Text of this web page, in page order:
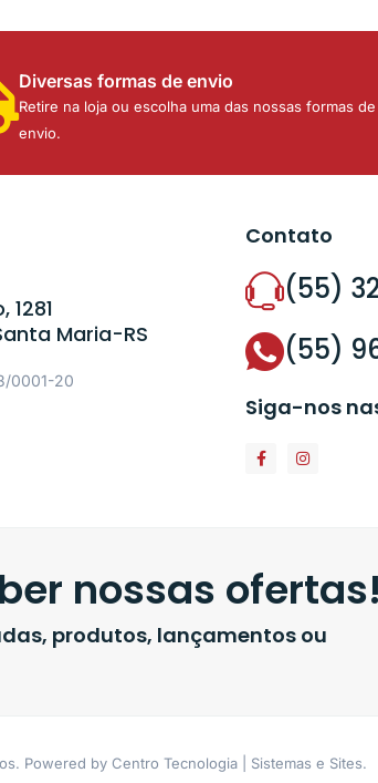
Diversas formas de envio
Retire na loja ou escolha uma das nossas formas de
envio.
1281
Maria-RS
0001-20
Contato
(55)
(55)
Siga-nos
nossas ofertas!
produtos, lançamentos ou
Powered by Centro Tecnologia | Sistemas e Sites.